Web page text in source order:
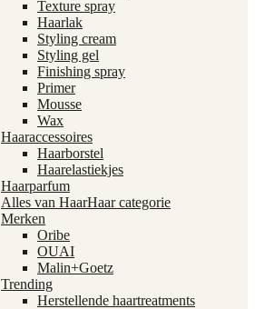
Texture spray
Haarlak
Styling cream
Styling gel
Finishing spray
Primer
Mousse
Wax
Haaraccessoires
Haarborstel
Haarelastiekjes
Haarparfum
Alles van HaarHaar categorie
Merken
Oribe
OUAI
Malin+Goetz
Trending
Herstellende haartreatments